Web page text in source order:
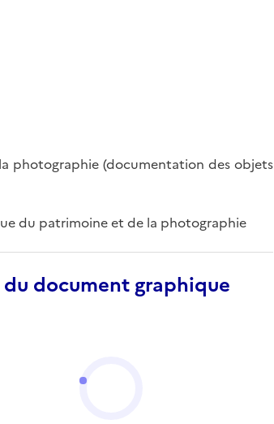
photographie (documentation des objets
du patrimoine et de la photographie
document graphique